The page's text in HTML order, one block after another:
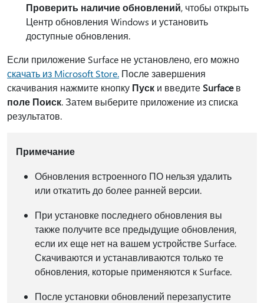
Проверить наличие обновлений, чтобы открыть
Центр обновления Windows и установить
доступные обновления.
Если приложение Surface не установлено, его можно
скачать из Microsoft Store. После завершения
скачивания нажмите кнопку Пуск и введите Surfaceв
поле Поиск. Затем выберите приложение из списка
результатов.
Примечание
Обновления встроенного ПО нельзя удалить
или откатить до более ранней версии.
При установке последнего обновления вы
также получите все предыдущие обновления,
если их еще нет на вашем устройстве Surface.
Скачиваются и устанавливаются только те
обновления, которые применяются к Surface.
После установки обновлений перезапустите